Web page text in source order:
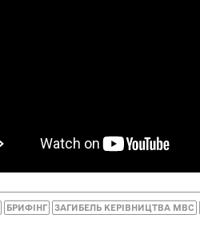
БРИФІНГ ЗАГИБЕЛЬ КЕРІВНИЦТВА МВС